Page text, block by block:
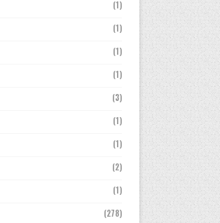
(1)
(1)
(1)
(1)
(3)
(1)
(1)
(2)
(1)
(278)